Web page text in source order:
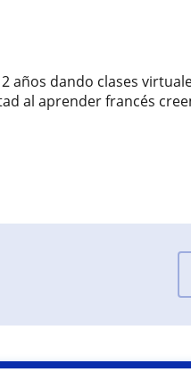
años dando clases
al aprender francés